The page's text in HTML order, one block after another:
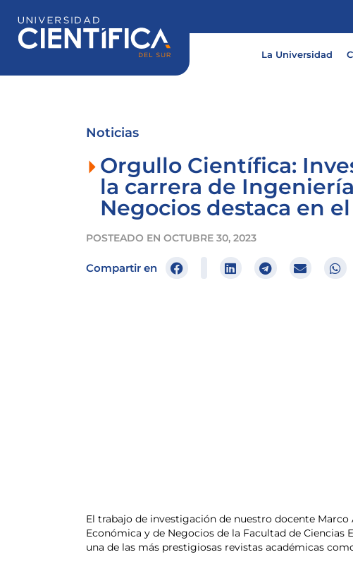
contenido
La Universidad
Noticias
Orgullo Científica:
la carrera de
Negocios destaca en
POSTEADO EN OCTUBRE 30, 2023
Compartir en
El trabajo de investigación de nuestro docente
Económica y de Negocios de la Facultad de Ciencias
una de las más prestigiosas revistas académicas